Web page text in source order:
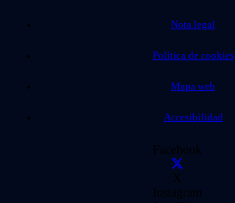
Nota legal
Política de cookies
Mapa web
Accesibilidad
Facebook
X
Instagram